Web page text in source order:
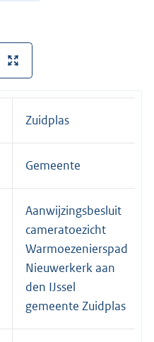
Zuidplas
Gemeente
Aanwijzingsbesluit
cameratoezicht
Warmoezenierspad
Nieuwerkerk aan
den IJssel
gemeente Zuidplas